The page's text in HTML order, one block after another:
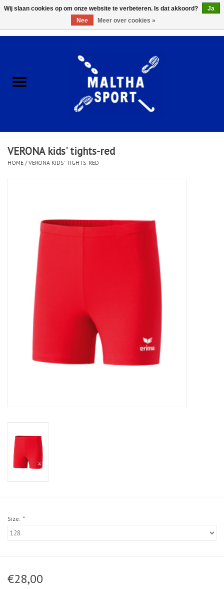
ACCESSOIRES/HARDWARE
KLEDING
CLUBSHOPS
VERONA kids' tights-red
HOME /VERONA KIDS' TIGHTS-RED
Size: *
€28,00
Wij slaan cookies op om onze website te verbeteren. Is dat akkoord?
Ja
Nee
Meer over cookies »